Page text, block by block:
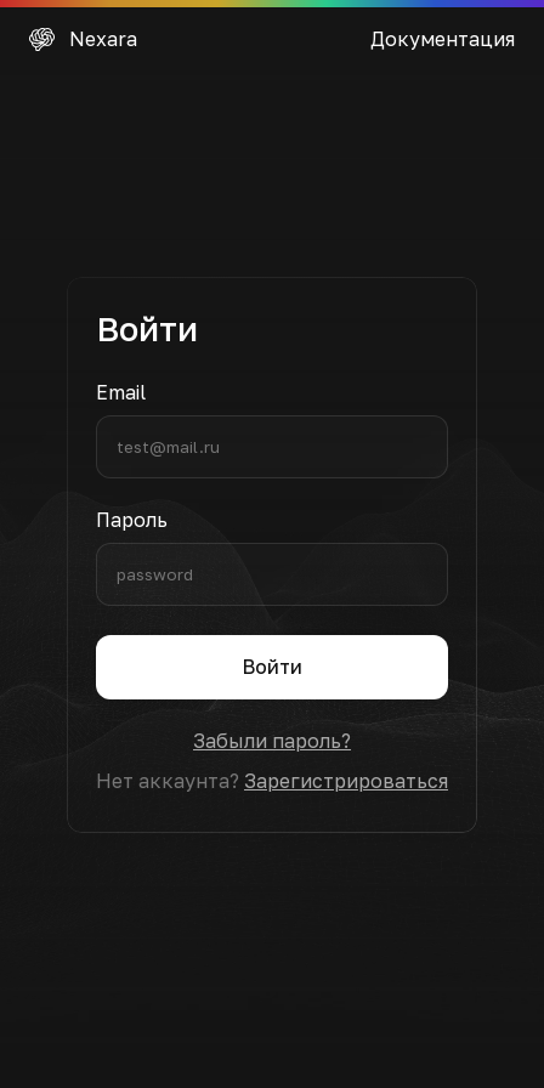
Nexara Документация
Войти
Email
Пароль
Войти
Забыли пароль?
Нет аккаунта? Зарегистрироваться
Nexara Dashboard